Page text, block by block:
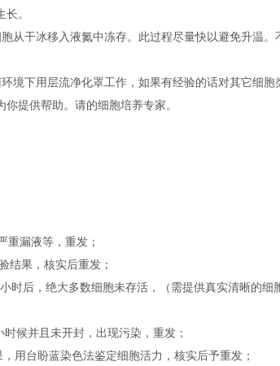
。
从干冰移入液氮中冻存。此过程尽量快以避免升温。
下用层流净化罩工作，如果有经验的话对其它细胞
提供帮助。请的细胞培养专家。
重漏液等，重发；
结果，核实后重发；
时后，绝大多数细胞未存活，（需提供真实清晰的细
候并且未开封，出现污染，重发；
用台盼蓝染色法鉴定细胞活力，核实后予重发；